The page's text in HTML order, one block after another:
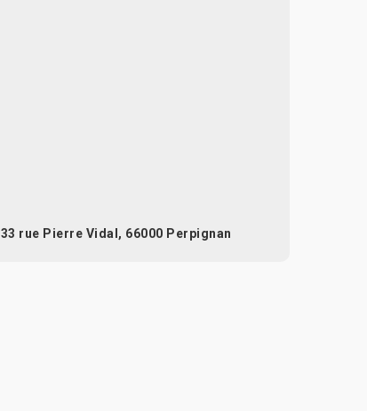
33 rue Pierre Vidal, 66000 Perpignan